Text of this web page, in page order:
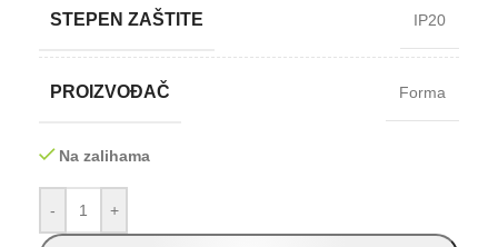
STEPEN ZAŠTITE IP20
PROIZVOĐAČ Forma
Na zalihama
- +